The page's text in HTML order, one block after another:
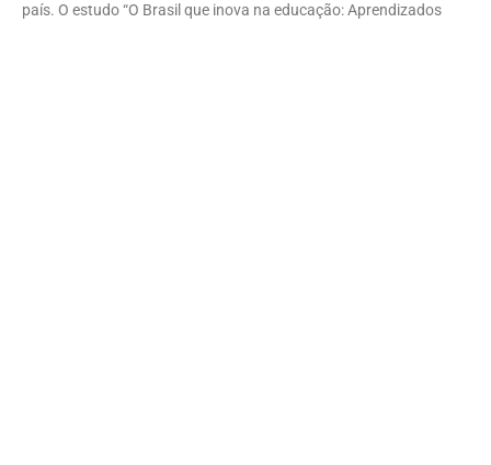
país. O estudo “O Brasil que inova na educação: Aprendizados